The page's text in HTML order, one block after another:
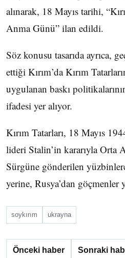
alınarak, 18 Mayıs tarihi,
Anma Günü” ilan edildi.
Söz konusu tasarıda ayrıca,
ettiği Kırım’da Kırım
uygulanan baskı
ifadesi yer alıyor.
Kırım Tatarları, 18 Mayıs
lideri Stalin’in kararıyla Orta
Sürgüne gönderilen
yerine, Rusya’dan
soykırım ukrayna
Önceki haber Sonraki